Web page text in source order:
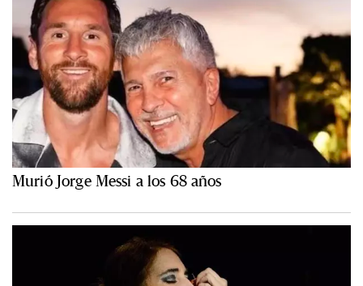
Murió Jorge Messi a los 68 años